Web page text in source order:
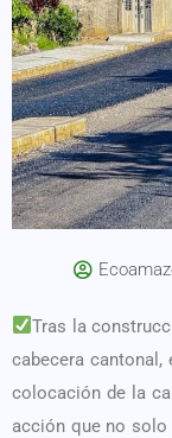
Tras la
cabecera
colocación de la
acción que no solo